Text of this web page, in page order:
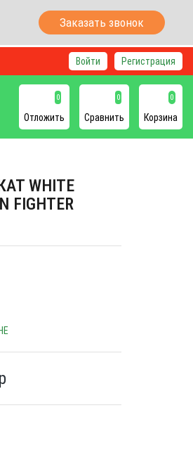
Заказать звонок
Войти Регистрация
0
Отложить
0
Сравнить
0
Корзина
WHITE
FIGHTER
p